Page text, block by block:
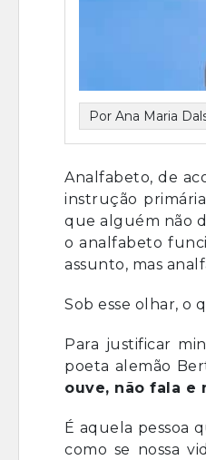
Por Ana Maria
Analfabeto, de
instrução
que alguém não
o analfabeto
assunto, mas
Sob esse olhar, o
Para justificar
poeta alemão
ouve, não fala e
É aquela pessoa
como se nossa